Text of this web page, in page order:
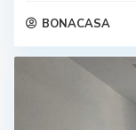
BONACASA